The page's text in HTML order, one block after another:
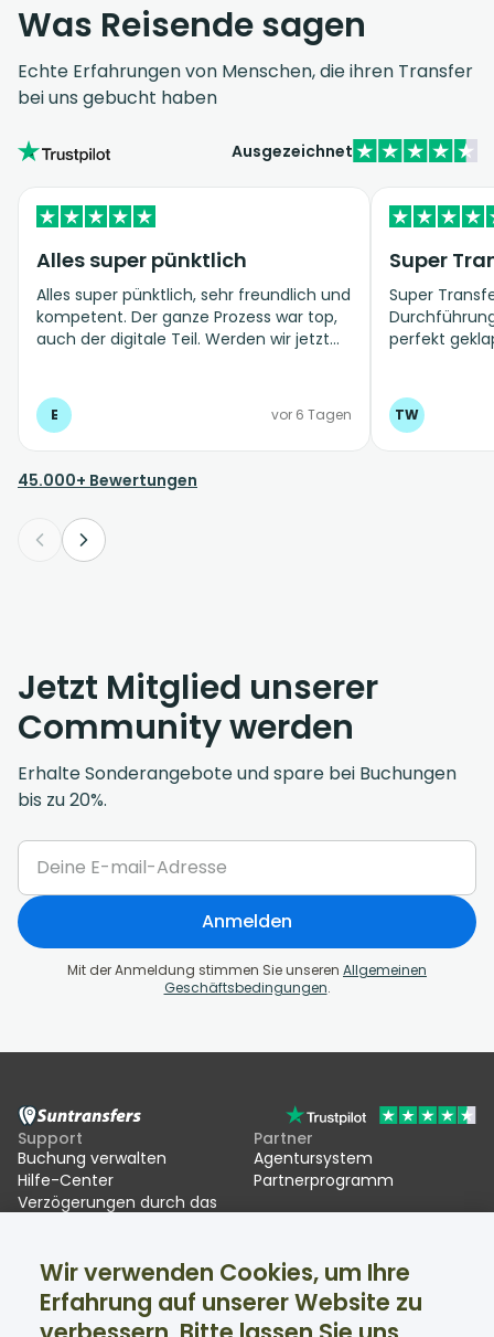
Was Reisende sagen
Echte Erfahrungen von Menschen, die ihren Transfer
bei uns gebucht haben
Ausgezeichnet
Alles super pünktlich
Alles super pünktlich, sehr freundlich und
kompetent. Der ganze Prozess war top,
auch der digitale Teil. Werden wir jetzt
E vor 6 Tagen
Super
Super
perfekt
TW
45.000+ Bewertungen
Jetzt Mitglied unserer
Community werden
Erhalte Sonderangebote und spare bei Buchungen
bis zu 20%.
Anmelden
Mit der Anmeldung stimmen Sie unseren Allgemeinen
Geschäftsbedingungen.
Support
Buchung verwalten
Hilfe-Center
Verzögerungen durch das
Partner
Agentursystem
Partnerprogramm
Suntransfers
Über uns
Bewertungen
Soziale Medien
Facebook
Twitter
Wir verwenden Cookies, um Ihre
Erfahrung auf unserer Website zu